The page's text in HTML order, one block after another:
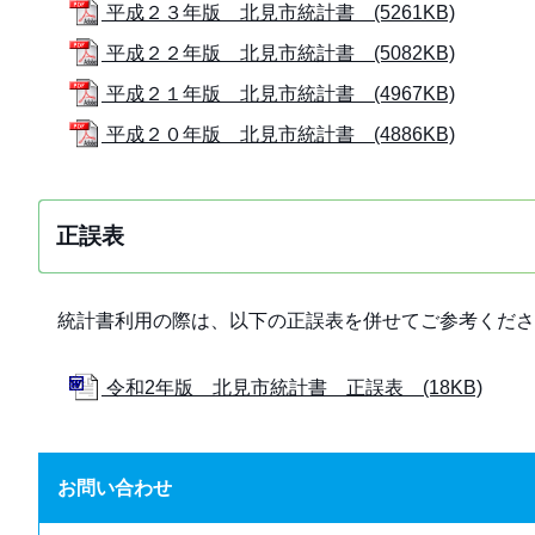
平成２３年版 北見市統計書 (5261KB)
平成２２年版 北見市統計書 (5082KB)
平成２１年版 北見市統計書 (4967KB)
平成２０年版 北見市統計書 (4886KB)
正誤表
統計書利用の際は、以下の正誤表を併せてご参考くだ
令和2年版 北見市統計書 正誤表 (18KB)
お問い合わせ